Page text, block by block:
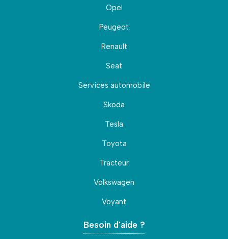
Opel
Peugeot
Renault
Seat
Services automobile
Skoda
Tesla
Toyota
Tracteur
Volkswagen
Voyant
Besoin d'aide ?